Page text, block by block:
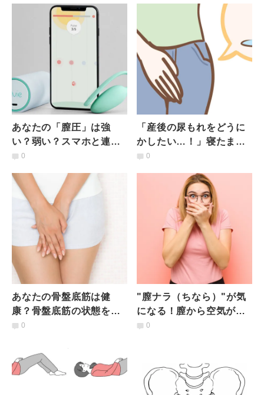
あなたの「膣圧」は強
い？弱い？スマホと連動
して測定できる最先端膣
0
「産後の尿もれをどうに
かしたい…！」寝たまま
簡単パーフェクトポーズ
0
あなたの骨盤底筋は健
康？骨盤底筋の状態をチ
ェックする方法と鍛え方
0
"膣ナラ（ちなら）"が気
になる！膣から空気が漏
れるのはなぜ？
0